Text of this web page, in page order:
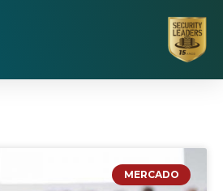
MERCADO